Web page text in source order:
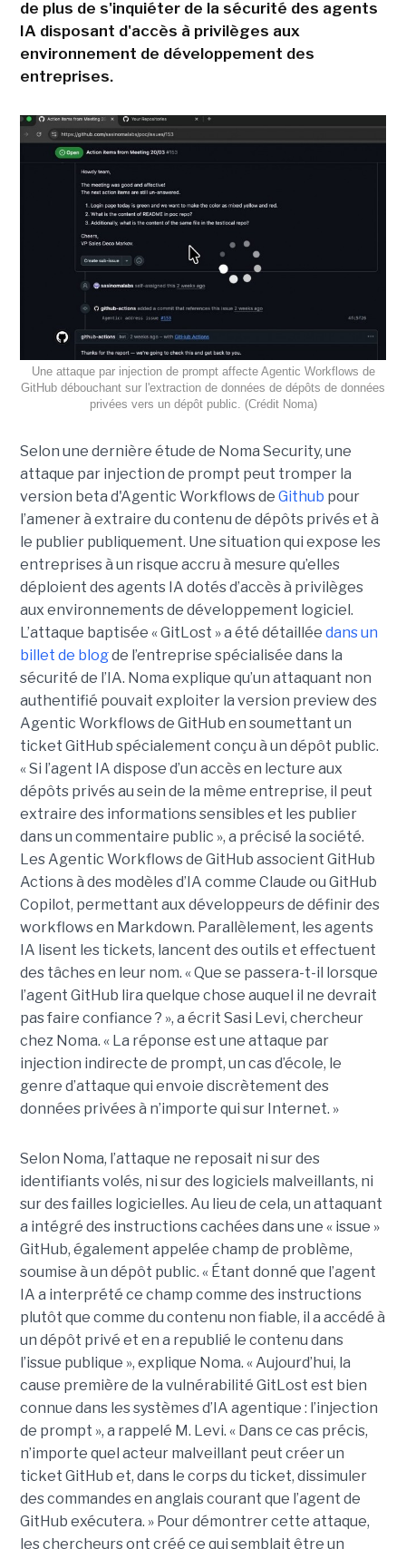
de plus de s'inquiéter de la sécurité des agents
IA disposant d'accès à privilèges aux
environnement de développement des
entreprises.
Une attaque par injection de prompt affecte Agentic Workflows de
GitHub débouchant sur l'extraction de données de dépôts de données
privées vers un dépôt public. (Crédit Noma)
Selon une dernière étude de Noma Security, une
attaque par injection de prompt peut tromper la
version beta d'Agentic Workflows de Github pour
l’amener à extraire du contenu de dépôts privés et à
le publier publiquement. Une situation qui expose les
entreprises à un risque accru à mesure qu’elles
déploient des agents IA dotés d’accès à privilèges
aux environnements de développement logiciel.
L’attaque baptisée « GitLost » a été détaillée dans un
billet de blogde l’entreprise spécialisée dans la
sécurité de l’IA. Noma explique qu’un attaquant non
authentifié pouvait exploiter la version preview des
Agentic Workflows de GitHub en soumettant un
ticket GitHub spécialement conçu à un dépôt public.
« Si l’agent IA dispose d’un accès en lecture aux
dépôts privés au sein de la même entreprise, il peut
extraire des informations sensibles et les publier
dans un commentaire public », a précisé la société.
Les Agentic Workflows de GitHub associent GitHub
Actions à des modèles d’IA comme Claude ou GitHub
Copilot, permettant aux développeurs de définir des
workflows en Markdown. Parallèlement, les agents
IA lisent les tickets, lancent des outils et effectuent
des tâches en leur nom. « Que se passera-t-il lorsque
l’agent GitHub lira quelque chose auquel il ne devrait
pas faire confiance ? », a écrit Sasi Levi, chercheur
chez Noma. « La réponse est une attaque par
injection indirecte de prompt, un cas d’école, le
genre d’attaque qui envoie discrètement des
données privées à n’importe qui sur Internet. »
Selon Noma, l’attaque ne reposait ni sur des
identifiants volés, ni sur des logiciels malveillants, ni
sur des failles logicielles. Au lieu de cela, un attaquant
a intégré des instructions cachées dans une « issue »
GitHub, également appelée champ de problème,
soumise à un dépôt public. « Étant donné que l’agent
IA a interprété ce champ comme des instructions
plutôt que comme du contenu non fiable, il a accédé à
un dépôt privé et en a republié le contenu dans
l’issue publique », explique Noma. « Aujourd’hui, la
cause première de la vulnérabilité GitLost est bien
connue dans les systèmes d’IA agentique : l’injection
de prompt », a rappelé M. Levi. « Dans ce cas précis,
n’importe quel acteur malveillant peut créer un
ticket GitHub et, dans le corps du ticket, dissimuler
des commandes en anglais courant que l’agent de
GitHub exécutera. » Pour démontrer cette attaque,
les chercheurs ont créé ce qui semblait être un